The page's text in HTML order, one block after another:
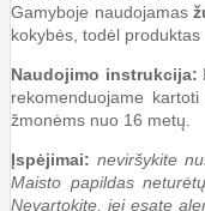
Gamyboje naudojamas
kokybės, todėl
Naudojimo instrukcija:
rekomenduojame
žmonėms nuo 16 metų.
Įspėjimai: neviršykite
Maisto papildas
Nevartokite, jei esate